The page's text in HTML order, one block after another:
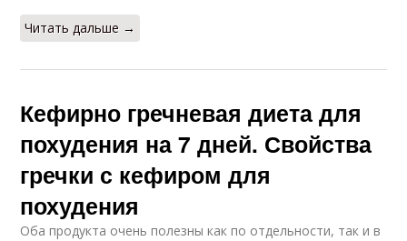
Читать дальше →
Кефирно гречневая диета для
похудения на 7 дней. Свойства
гречки с кефиром для
похудения
Оба продукта очень полезны как по отдельности, так и в